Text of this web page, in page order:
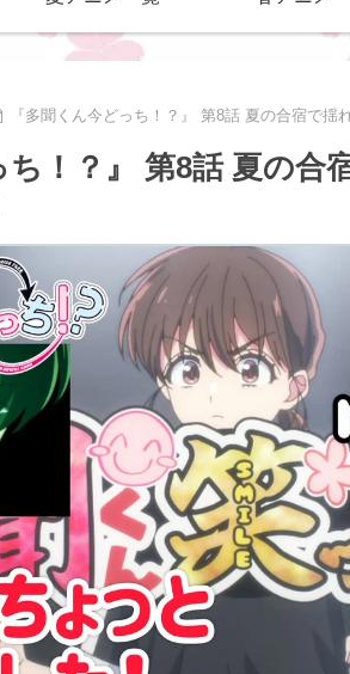
『多聞くん今どっち！？』 第8話 夏の合宿で揺
ち！？』 第8話 夏の合